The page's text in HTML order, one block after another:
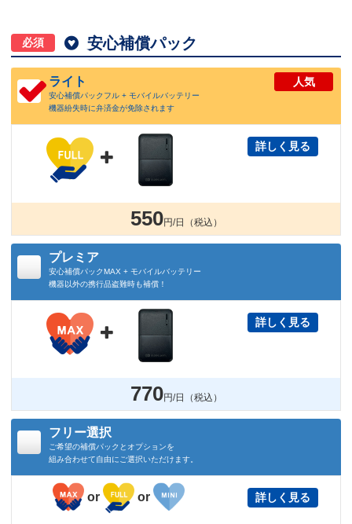
必須  安心補償パック
ライト
安心補償パックフル + モバイルバッテリー
機器紛失時に弁済金が免除されます
人気

詳しく見る
550円/日（税込）
プレミア
安心補償パックMAX + モバイルバッテリー
機器以外の携行品盗難時も補償！

詳しく見る
770円/日（税込）
フリー選択
ご希望の補償パックとオプションを
組み合わせて自由にご選択いただけます。
or or 詳しく見る